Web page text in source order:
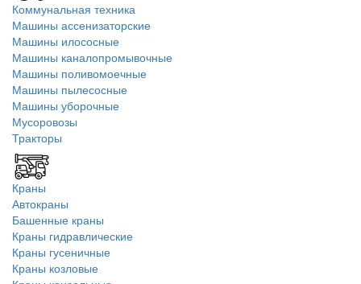
Коммунальная техника
Машины ассенизаторские
Машины илососные
Машины каналопромывочные
Машины поливомоечные
Машины пылесосные
Машины уборочные
Мусоровозы
Тракторы
Краны
Автокраны
Башенные краны
Краны гидравлические
Краны гусеничные
Краны козловые